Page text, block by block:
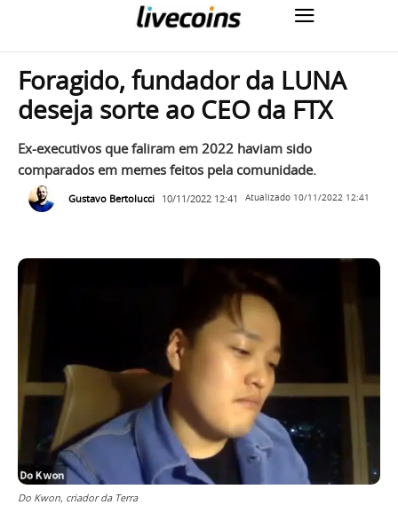
Foragido, fundador da LUNA
deseja sorte ao CEO da FTX
Ex-executivos que faliram em 2022 haviam sido
comparados em memes feitos pela comunidade.
Gustavo Bertolucci 10/11/2022 12:41 Atualizado 10/11/2022 12:41
Do Kwon, criador da Terra